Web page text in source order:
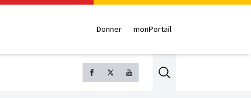
Donner monPortail
Search